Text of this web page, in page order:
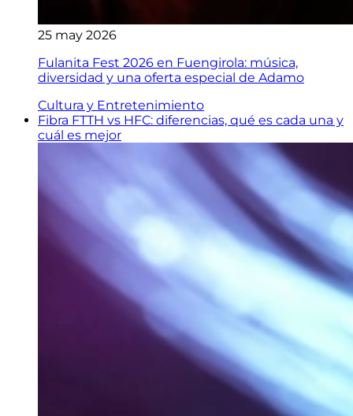
25 may 2026
Fulanita Fest 2026 en Fuengirola: música,
diversidad y una oferta especial de Adamo
Cultura y Entretenimiento
Fibra FTTH vs HFC: diferencias, qué es cada una y
cuál es mejor